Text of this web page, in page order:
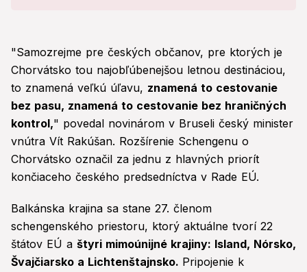
"Samozrejme pre českých občanov, pre ktorých je
Chorvátsko tou najobľúbenejšou letnou destináciou,
to znamená veľkú úľavu, znamená to cestovanie
bez pasu, znamená to cestovanie bez hraničných
kontrol," povedal novinárom v Bruseli český minister
vnútra Vít Rakúšan. Rozšírenie Schengenu o
Chorvátsko označil za jednu z hlavných priorít
končiaceho českého predsedníctva v Rade EÚ.
Balkánska krajina sa stane 27. členom
schengenského priestoru, ktorý aktuálne tvorí 22
štátov EÚ a štyri mimoúnijné krajiny: Island, Nórsko,
Švajčiarsko a Lichtenštajnsko. Pripojenie k